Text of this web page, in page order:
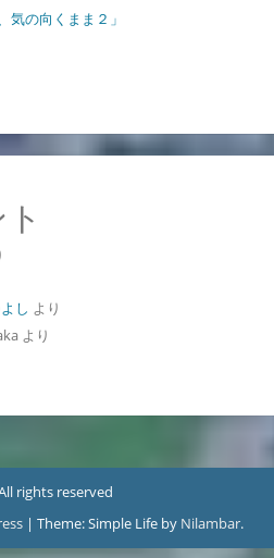
の向くまま２」
し より
より
rights reserved
| Theme: Simple Life by Nilambar.